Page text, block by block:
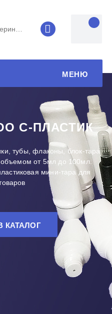
8 (4852) 33-
МЕНЮ
С-ПЛАСТИК
тубы, флаконы, блок-тара
от 5мл до 100мл.
мини-тара для
КАТАЛОГ